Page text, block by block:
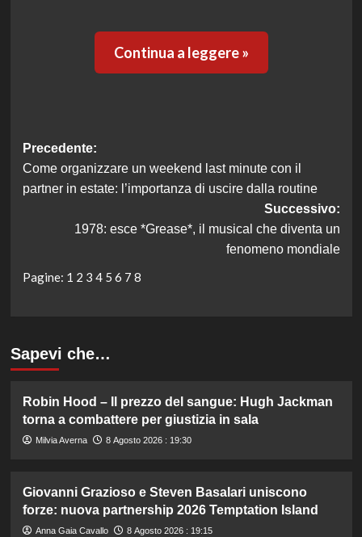
Continua a leggere »
Navigazione
articolo
Precedente:
Come organizzare un weekend last minute con il
partner in estate: l’importanza di uscire dalla routine
Successivo:
1978: esce *Grease*, il musical che diventa un
fenomeno mondiale
Pagine: 1 2 3 4 5 6 7 8
Sapevi che…
Robin Hood – Il prezzo del sangue: Hugh Jackman
torna a combattere per giustizia in sala
Milvia Averna 8 Agosto 2026 : 19:30
Giovanni Grazioso e Steven Basalari uniscono
forze: nuova partnership 2026 Temptation Island
Anna Gaia Cavallo 8 Agosto 2026 : 19:15